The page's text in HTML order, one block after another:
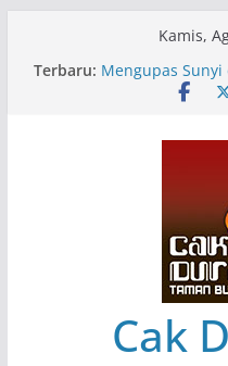
Kamis,
Terbaru: Pameran
Kota Blitar :
Mengupas Sunyi
Menjaga
Kunjungan
(BHS) Anggota
Pameran
“Tumbang
Derita Pekerja
Cak